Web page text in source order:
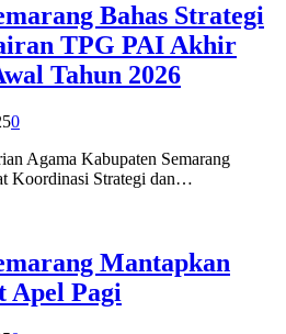
Bahas Strategi
TPG PAI Akhir
Tahun 2026
0
Agama Kabupaten Semarang
Koordinasi Strategi dan…
Mantapkan
Apel Pagi